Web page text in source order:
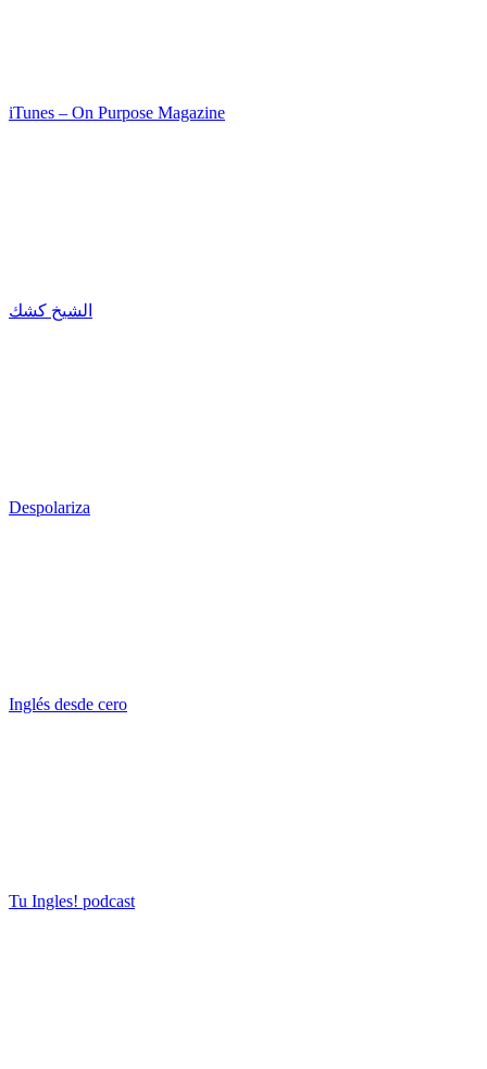
iTunes – On Purpose Magazine
الشيخ كشك
Despolariza
Inglés desde cero
Tu Ingles! podcast